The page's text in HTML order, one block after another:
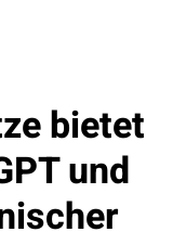
bietet
und